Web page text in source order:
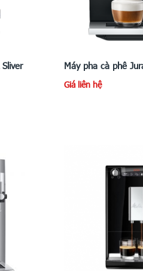
Máy pha cà phê
Giá liên hệ